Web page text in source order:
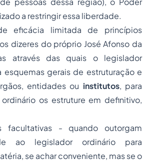
a restringir essa liberdade.
eficácia limitada de princípios
dizeres do próprio José Afonso da
através das quais o legislador
esquemas gerais de estruturação e
entidades ou institutos, para
os estruture em definitivo,
facultativas - quando outorgam
ao legislador ordinário para
se achar conveniente, mas se o